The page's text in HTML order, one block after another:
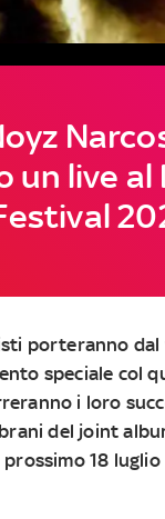
un live al
porteranno dal
speciale col
i loro
del joint
18 luglio